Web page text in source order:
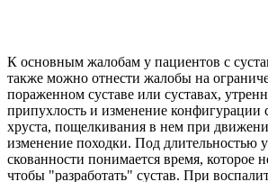
К основным жалобам у пациентов с
также можно отнести жалобы на
пораженном суставе или суставах,
припухлость и изменение конфигурации
хруста, пощелкивания в нем при
изменение походки. Под длительностью
скованности понимается время, которое
чтобы "разработать" сустав. При